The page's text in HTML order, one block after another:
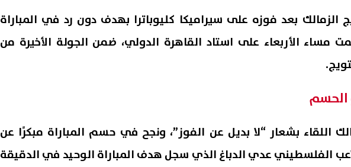
الزمالك بعد فوزه على سيراميكا كليوباترا بهدف دون رد في المباراة
مساء الأربعاء على استاد القاهرة الدولي، ضمن الجولة الأخيرة من
الحسم
اللقاء بشعار “لا بديل عن الفوز”، ونجح في حسم المباراة مبكرًا عن
الفلسطيني عدي الدباغ الذي سجل هدف المباراة الوحيد في الدقيقة